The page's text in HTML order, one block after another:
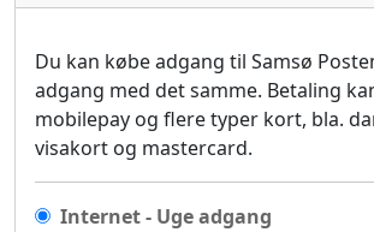
Du kan købe adgang til Samsø
adgang med det samme. Betaling
mobilepay og flere typer kort, bla.
visakort og mastercard.
Internet - Uge adgang